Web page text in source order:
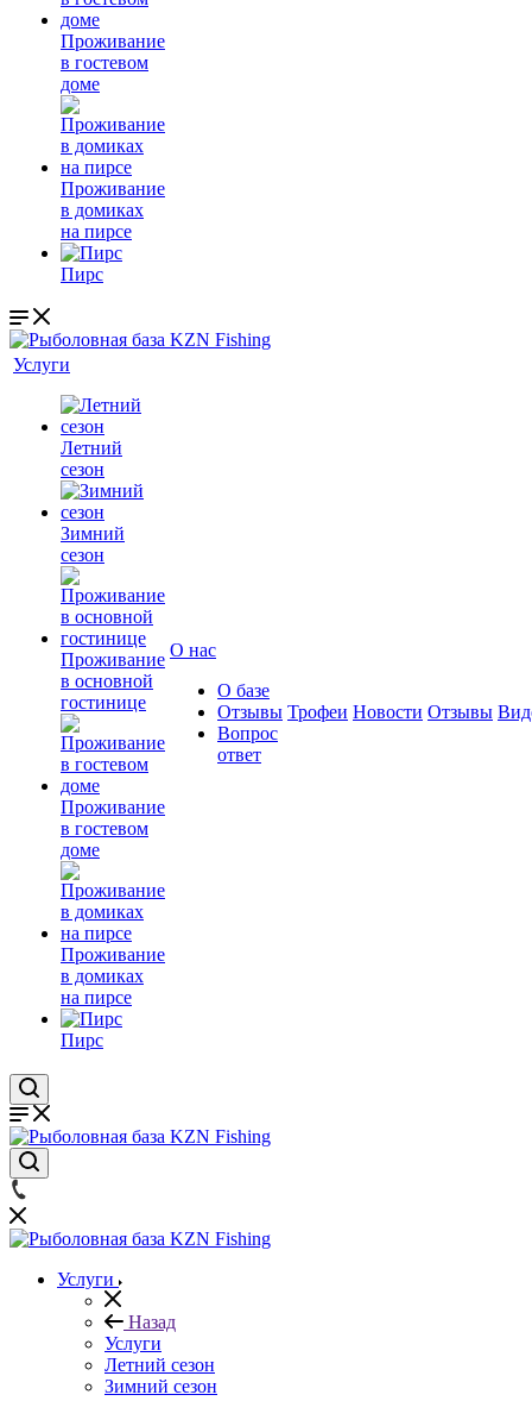
Проживание
в гостевом
доме
Проживание
в домиках
на пирсе
Пирс
Услуги
Летний
сезон
Зимний
сезон
Проживание
в основной
гостинице
Проживание
в гостевом
доме
Проживание
в домиках
на пирсе
Пирс
О нас
О базе
Отзывы
Вопрос
ответ
Трофеи Новости Отзывы
Услуги
Назад
Услуги
Летний сезон
Зимний сезон